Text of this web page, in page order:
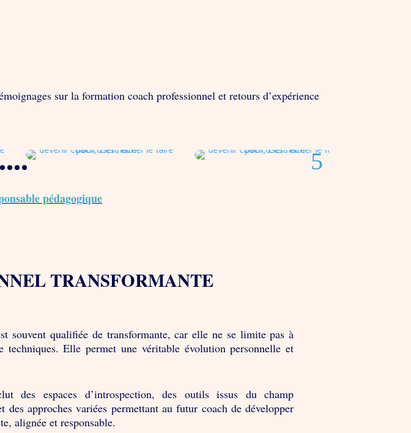
sur la formation coach professionnel et retours d’expérience
pédagogique
TRANSFORMANTE
souvent qualifiée de transformante, car elle ne se limite pas à
techniques. Elle permet une véritable évolution personnelle et
des espaces d’introspection, des outils issus du champ
des approches variées permettant au futur coach de développer
alignée et responsable.